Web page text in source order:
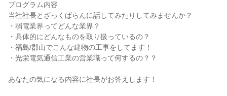
プログラム内容
当社社長とざっくばらんに話してみたりしてみませんか？
・弱電業界ってどんな業界？
・具体的にどんなものを取り扱っているの？
・福島/郡山でこんな建物の工事をしてます！
・光栄電気通信工業の営業職って何するの？？
あなたの気になる内容に社長がお答えします！